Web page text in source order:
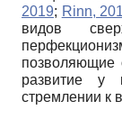
2019; Rinn,
видов
позволяющие
развитие у
стремлении к